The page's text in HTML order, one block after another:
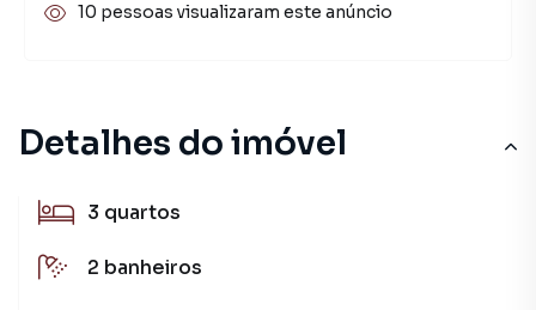
Detalhes do imóvel
3 quartos
2 banheiros
10 pessoas visualizaram este anúncio